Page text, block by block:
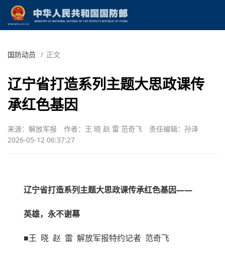
国防动员 / 正文
辽宁省打造系列主题大思政课传
承红色基因
来源：解放军报 作者：王 晓 赵 雷 范奇飞
责任编辑：孙泽
2026-05-12 06:37:27
辽宁省打造系列主题大思政课传承红色基因——
英雄，永不谢幕
■王 晓 赵 雷 解放军报特约记者 范奇飞